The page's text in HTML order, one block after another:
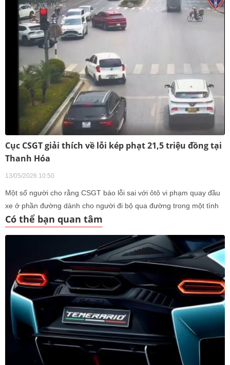
Cục CSGT giải thích về lỗi kép phạt 21,5 triệu đồng tại
Thanh Hóa
13/05/2026 10:50
Một số người cho rằng CSGT báo lỗi sai với ôtô vi phạm quay đầu
xe ở phần đường dành cho người đi bộ qua đường trong một tình
huống cụ thể, Cục CSGT đã lên tiếng giải thích.
Có thể bạn quan tâm